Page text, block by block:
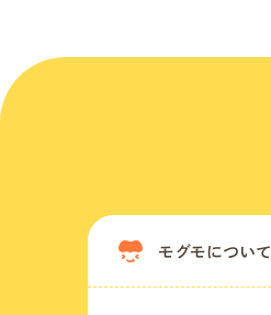
モグモについて